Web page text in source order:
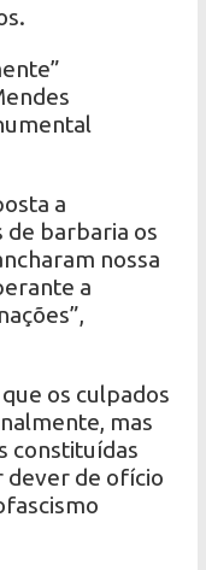
a
de barbaria os
nossa
a
os culpados
mas
constituídas
dever de ofício